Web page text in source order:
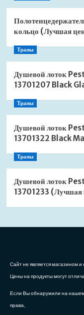
кольцо (Лучшая
Трапы
Душевой лоток
13701207 Black
Трапы
Душевой лоток
13701322 Black
Трапы
Душевой лоток
13701233 (Лучшая
Сайт не является магазином
Цены на продукты могут
Если Вы обнаружили на
права,